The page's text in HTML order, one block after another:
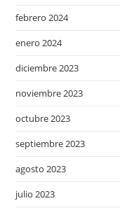
febrero 2024
enero 2024
diciembre 2023
noviembre 2023
octubre 2023
septiembre 2023
agosto 2023
julio 2023